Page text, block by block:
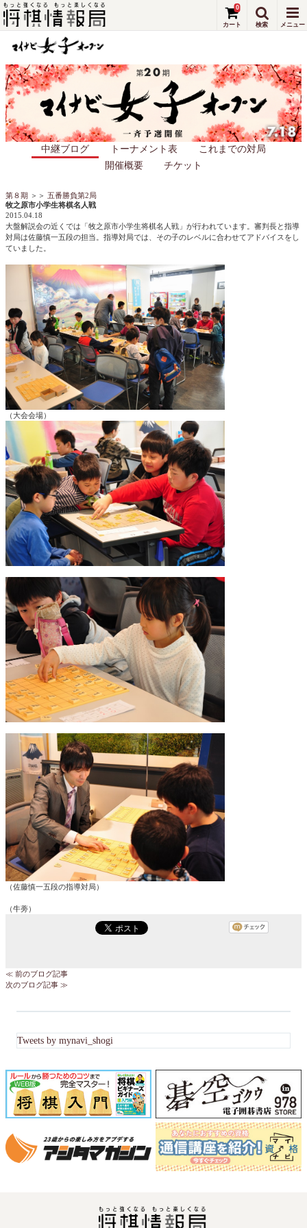
中継ブログ トーナメント表
これまでの対局
開催概要
チケット
0
第８期 ＞＞ 五番勝負第2局
牧之原市小学生将棋名人戦
2015.04.18
大盤解説会の近くでは「牧之原市小学生将棋名人戦」が行われています。審判長と指導
対局は佐藤慎一五段の担当。指導対局では、その子のレベルに合わせてアドバイスをし
ていました。
（大会会場）
（佐藤慎一五段の指導対局）
（牛蒡）
≪ 前のブログ記事
次のブログ記事 ≫
Tweets by mynavi_shogi